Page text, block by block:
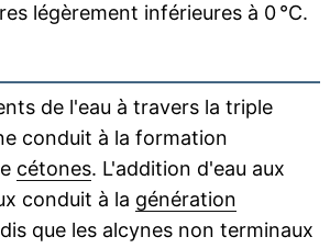
légèrement inférieures à 0 °C.
de l'eau à travers la triple
conduit à la formation
cétones. L'addition d'eau aux
conduit à la génération
que les alcynes non terminaux